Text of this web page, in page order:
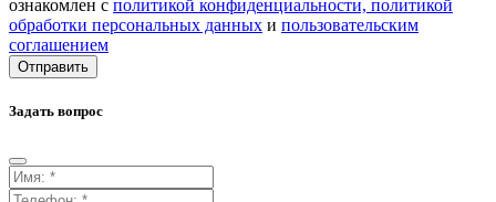
ознакомлен с политикой конфиденциальности, политикой
обработки персональных данных и пользовательским
соглашением
Отправить
Задать вопрос